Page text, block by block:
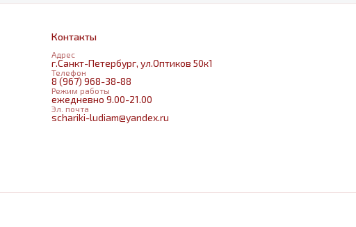
Контакты
Адрес
г.Санкт-Петербург, ул.Оптиков 50к1
Телефон
8 (967) 968-38-88
Режим работы
ежедневно 9.00-21.00
Эл. почта
schariki-ludiam@yandex.ru